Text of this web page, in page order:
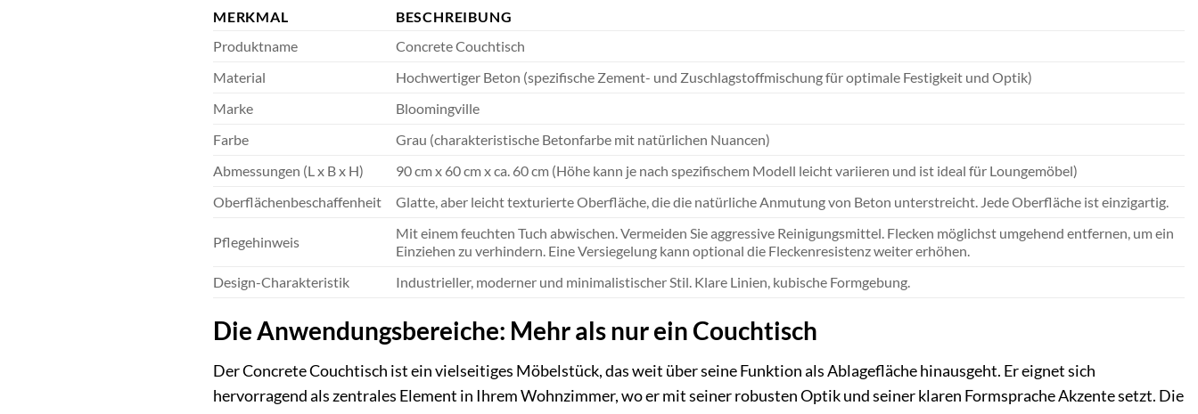
MERKMAL
BESCHREIBUNG
Produktname
Concrete Couchtisch
Material
Hochwertiger Beton (spezifische Zement- und Zuschlagstoffmischung für optimale Festigkeit und Optik)
Marke
Bloomingville
Farbe
Grau (charakteristische Betonfarbe mit natürlichen Nuancen)
Abmessungen (L x B x H)
90 cm x 60 cm x ca. 60 cm (Höhe kann je nach spezifischem Modell leicht variieren und ist ideal für Loungemöbel)
Oberflächenbeschaffenheit
Glatte, aber leicht texturierte Oberfläche, die die natürliche Anmutung von Beton unterstreicht. Jede Oberfläche ist einzigartig.
Pflegehinweis
Mit einem feuchten Tuch abwischen. Vermeiden Sie aggressive Reinigungsmittel. Flecken möglichst umgehend entfernen, um ein
Einziehen zu verhindern. Eine Versiegelung kann optional die Fleckenresistenz weiter erhöhen.
Design-Charakteristik
Industrieller, moderner und minimalistischer Stil. Klare Linien, kubische Formgebung.
Die Anwendungsbereiche: Mehr als nur ein Couchtisch
Der Concrete Couchtisch ist ein vielseitiges Möbelstück, das weit über seine Funktion als Ablagefläche hinausgeht. Er eignet sich
hervorragend als zentrales Element in Ihrem Wohnzimmer, wo er mit seiner robusten Optik und seiner klaren Formsprache Akzente setzt. Die